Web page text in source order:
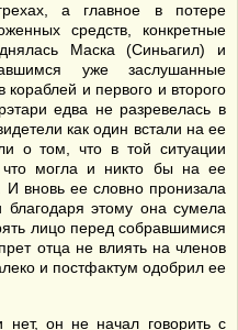
а главное в потере
средств, конкретные
Маска (Синьагил) и
уже заслушанные
кораблей и первого и второго
едва не разревелась в
как один встали на ее
о том, что в той ситуации
что могла и никто бы на ее
вновь ее словно пронизала
этому она сумела
лицо перед собравшимися
отца не влиять на членов
и постфактум одобрил ее
он не начал говорить с